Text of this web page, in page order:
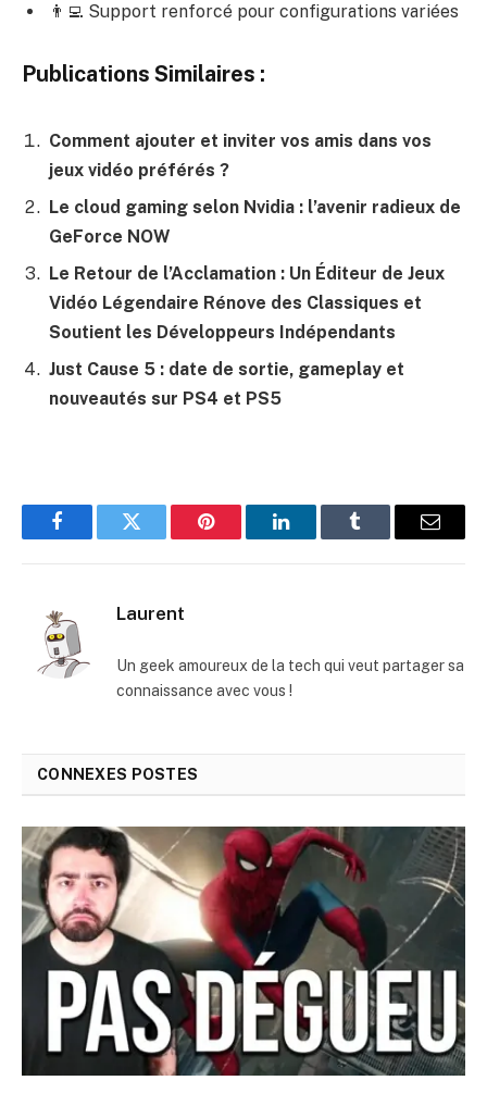
👨‍💻 Support renforcé pour configurations variées
Publications Similaires :
Comment ajouter et inviter vos amis dans vos
jeux vidéo préférés ?
Le cloud gaming selon Nvidia : l’avenir radieux de
GeForce NOW
Le Retour de l’Acclamation : Un Éditeur de Jeux
Vidéo Légendaire Rénove des Classiques et
Soutient les Développeurs Indépendants
Just Cause 5 : date de sortie, gameplay et
nouveautés sur PS4 et PS5
FacebookTwitter Pinterest LinkedInTumblr
E-
Laurent
Un geek amoureux de la tech qui veut partager sa
connaissance avec vous !
CONNEXES POSTES